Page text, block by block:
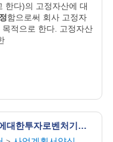
한다)의 고정자산에 대
함으로써 회사 고정자
목적으로 한다. 고정자산
사업계획서 (창업초기기업에대한투자로벤처기업의창업촉진및벤처자본시장활성화)